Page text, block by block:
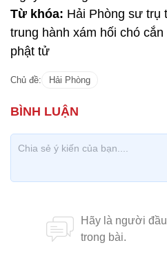
Từ khóa: Hải Phòng sư trụ
trung hành xám hối chó
phật tử
Chủ đề: Hải Phòng